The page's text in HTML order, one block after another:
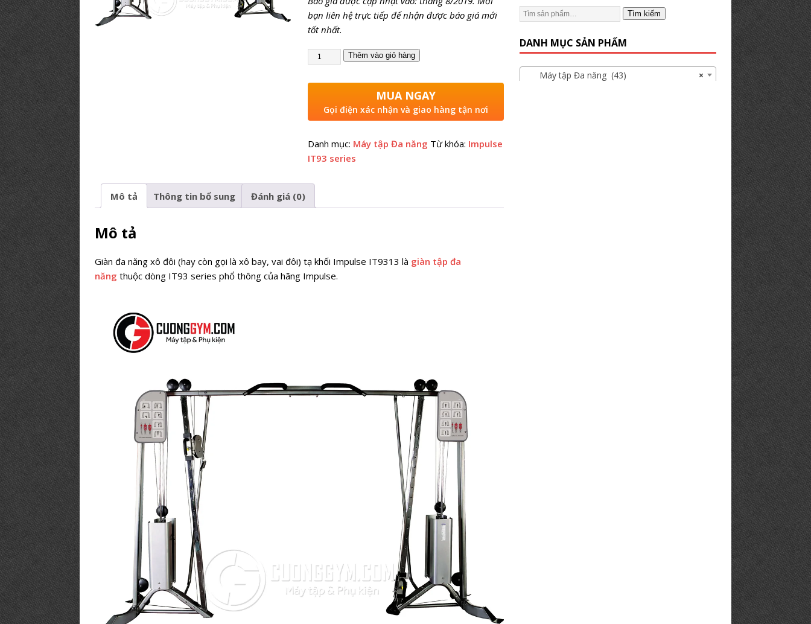
PHÒNG GYM TIÊU BIỂU
BÍ KÍP【Mở Phòng Gym Hiệu Quả】Hướng dẫn từ A đến Z
bạn liên hệ trực tiếp để nhận được báo giá mới
tốt nhất.
Thêm vào giỏ hàng
MUA NGAY
Gọi điện xác nhận và giao hàng tận nơi
Danh mục: Máy tập Đa năng Từ khóa: Impulse
IT93 series
Mô tả Thông tin bổ sung Đánh giá (0)
Mô tả
Giàn đa năng xô đôi (hay còn gọi là xô bay, vai đôi) tạ khối Impulse IT9313 là giàn tập đa
năng thuộc dòng IT93 series phổ thông của hãng Impulse.
Tìm kiếm
DANH MỤC SẢN PHẨM
×
Máy tập Đa năng (43)